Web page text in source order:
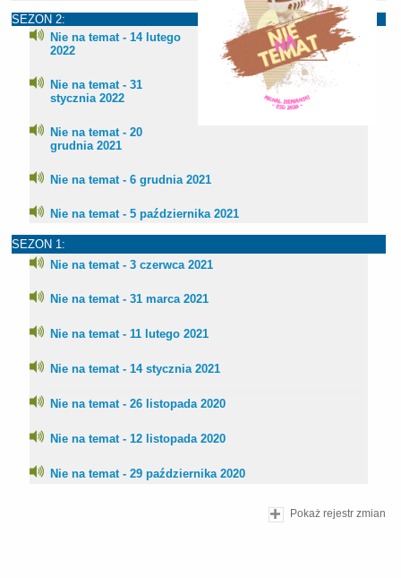
SEZON 2:
Nie na temat - 14 lutego
2022
Nie na temat - 31
stycznia 2022
Nie na temat - 20
grudnia 2021
Nie na temat - 6 grudnia 2021
Nie na temat - 5 października 2021
SEZON 1:
Nie na temat - 3 czerwca 2021
Nie na temat - 31 marca 2021
Nie na temat - 11 lutego 2021
Nie na temat - 14 stycznia 2021
Nie na temat - 26 listopada 2020
Nie na temat - 12 listopada 2020
Nie na temat - 29 października 2020
Pokaż rejestr zmian